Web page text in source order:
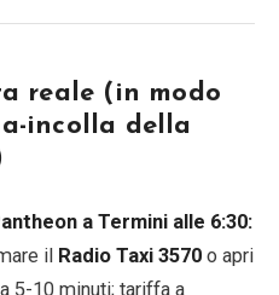
reale (in modo
incolla della
a Termini alle 6:30:
il Radio Taxi 3570 o apri
5-10 minuti; tariffa a